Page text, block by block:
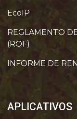
EcoIP
REGLAMENTO
(ROF)
INFORME DE
APLICATIVOS